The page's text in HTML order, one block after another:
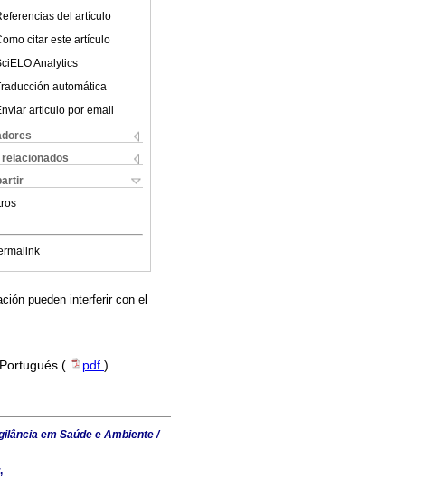
del artículo
citar este artículo
Analytics
automática
articulo por email
relacionados
pueden interferir con el
( pdf )
em Saúde e Ambiente /